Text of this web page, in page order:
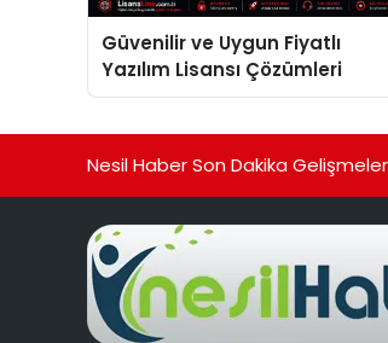
Güvenilir ve Uygun Fiyatlı
Yazılım Lisansı Çözümleri
Nesil Haber Son Dakika